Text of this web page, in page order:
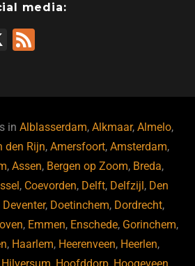
media:
X
inAlblasserdam,Alkmaar,Almelo,
den Rijn,Amersfoort,Amsterdam,
,Assen, Bergen op Zoom, Breda,
, Coevorden, Delft, Delfzijl, Den
Deventer, Doetinchem, Dordrecht,
, Emmen, Enschede, Gorinchem,
, Haarlem, Heerenveen, Heerlen,